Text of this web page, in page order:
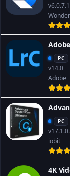
PC
v14.0
Adobe
PC
iobit
4K